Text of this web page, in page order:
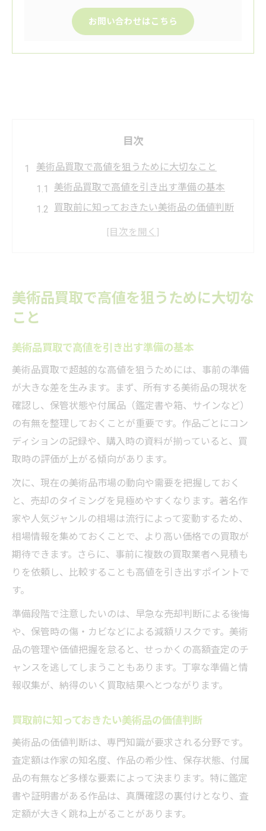
お問い合わせはこちら
目次
美術品買取で高値を狙うために大切なこと
美術品買取で高値を引き出す準備の基本
買取前に知っておきたい美術品の価値判断
美術品買取を成功へ導く査定ポイント
相場を超越する美術品売却の秘訣とは
美術品買取で差が出る交渉術の実際
人気作家作品の美術品買取を成功させる方
法
無名絵画買取で高額査定につなげる工夫
税金負担を減らす美術品買取のポイント解説
美術品買取時の税金対策と申告の基礎知識
美術品買取で非課税ラインを正しく理解す
る
譲渡所得の計算方法と美術品買取の注意点
見極め力が問われる美術品買取の相場事情
相場変動に強い美術品買取の見極め方
美術品買取業者の評判と相場の違い
市場動向を読む美術品買取のリサーチ術
絵画買取おすすめ情報と相場チェック法
失敗しない美術品買取の注意点まとめ
買取トラブルを防ぐ美術品売却の確認事項
査定額に納得するための美術品買取の心得
絵画買取注意点と安全な取引の進め方
高額査定へ導く美術品買取戦略の実践法
美術品買取で高値を狙うために大切な
こと
美術品買取で高値を引き出す準備の基本
美術品買取で超越的な高値を狙うためには、事前の準備
が大きな差を生みます。まず、所有する美術品の現状を
確認し、保管状態や付属品（鑑定書や箱、サインなど）
の有無を整理しておくことが重要です。作品ごとにコン
ディションの記録や、購入時の資料が揃っていると、買
取時の評価が上がる傾向があります。
次に、現在の美術品市場の動向や需要を把握しておく
と、売却のタイミングを見極めやすくなります。著名作
家や人気ジャンルの相場は流行によって変動するため、
相場情報を集めておくことで、より高い価格での買取が
期待できます。さらに、事前に複数の買取業者へ見積も
りを依頼し、比較することも高値を引き出すポイントで
す。
準備段階で注意したいのは、早急な売却判断による後悔
や、保管時の傷・カビなどによる減額リスクです。美術
品の管理や価値把握を怠ると、せっかくの高額査定のチ
ャンスを逃してしまうこともあります。丁寧な準備と情
報収集が、納得のいく買取結果へとつながります。
買取前に知っておきたい美術品の価値判断
美術品の価値判断は、専門知識が要求される分野です。
査定額は作家の知名度、作品の希少性、保存状態、付属
品の有無など多様な要素によって決まります。特に鑑定
書や証明書がある作品は、真贋確認の裏付けとなり、査
定額が大きく跳ね上がることがあります。